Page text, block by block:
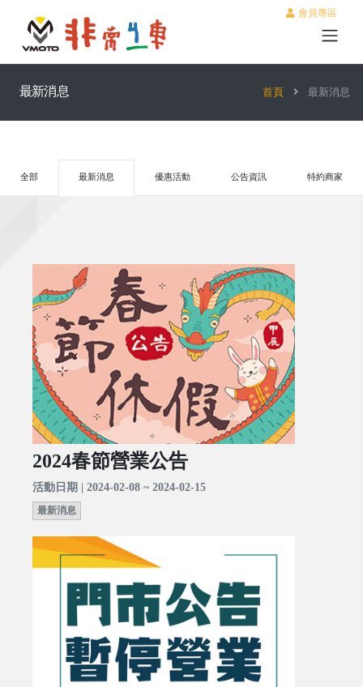
會員專區
最新消息 首頁 最新消息
全部 最新消息 優惠活動 公告資訊 特約商家
2024春節營業公告
活動日期 | 2024-02-08 ~ 2024-02-15
最新消息